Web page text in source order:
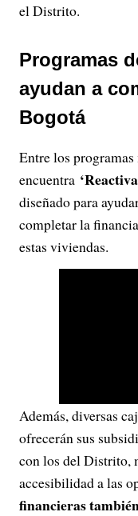
el Distrito.
Programas
ayudan a
Bogotá
Entre los programas
encuentra
diseñado para
completar la
estas viviendas.
Además, diversas
ofrecerán sus
con los del Distrito,
accesibilidad a las
financieras